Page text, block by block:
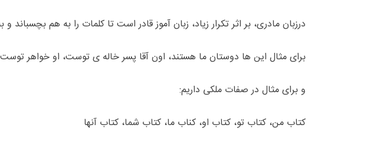
درزبان مادری، بر اثر تکرار زیاد، زبان آموز قادر است تا کلمات را به هم بچسباند
برای مثال این ها دوستان ما هستند، اون آقا پسر خاله ی توست، او خواهر توست،
و برای مثال در صفات ملکی داریم:
کتاب من، کتاب تو، کتاب او، کناب ما، کتاب شما، کتاب آنها